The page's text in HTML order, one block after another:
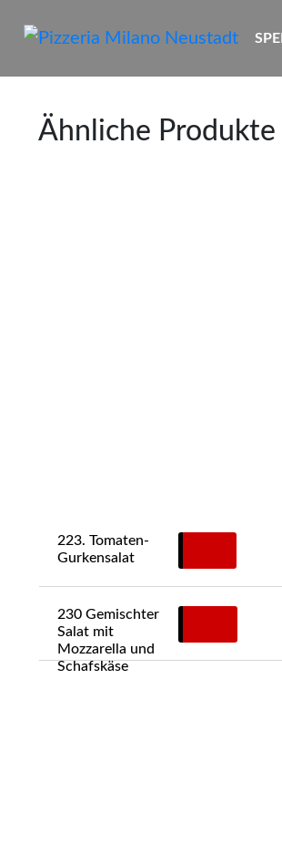
Ähnliche Produkte
223. Tomaten-
Gurkensalat
230 Gemischter
Salat mit
Mozzarella und
Schafskäse